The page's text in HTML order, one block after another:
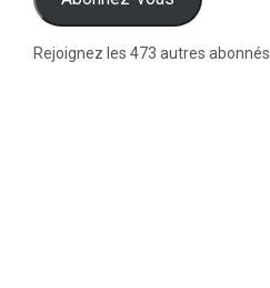
Rejoignez les 473 autres abonnés